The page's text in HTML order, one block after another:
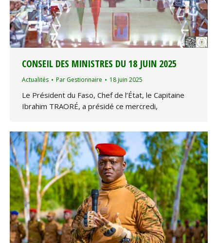
CONSEIL DES MINISTRES DU 18 JUIN 2025
Actualités Par Gestionnaire 18 juin 2025
Le Président du Faso, Chef de l’État, le Capitaine
Ibrahim TRAORÉ, a présidé ce mercredi,